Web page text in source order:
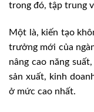
trong đó, tập trung
Một là, kiến tạo
trưởng mới của
nâng cao năng
sản xuất, kinh
ở mức cao nhất.